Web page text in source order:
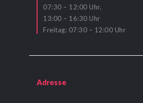
07:30 – 12:00 Uhr,
13:00 – 16:30 Uhr
Freitag: 07:30 – 12:00 Uhr
Adresse